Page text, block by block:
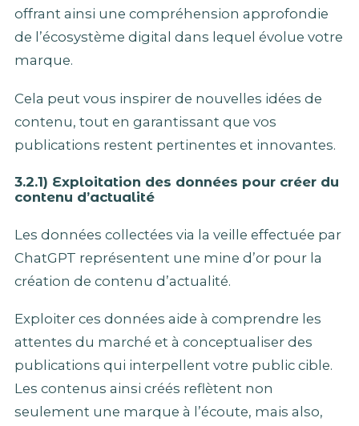
offrant ainsi une compréhension approfondie
de l’écosystème digital dans lequel évolue votre
marque.
Cela peut vous inspirer de nouvelles idées de
contenu, tout en garantissant que vos
publications restent pertinentes et innovantes.
3.2.1) Exploitation des données pour créer du
contenu d’actualité
Les données collectées via la veille effectuée par
ChatGPT représentent une mine d’or pour la
création de contenu d’actualité.
Exploiter ces données aide à comprendre les
attentes du marché et à conceptualiser des
publications qui interpellent votre public cible.
Les contenus ainsi créés reflètent non
seulement une marque à l’écoute, mais also,